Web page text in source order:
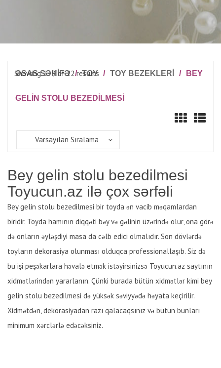
ƏSAS SƏHİFƏ / TOY / TOY BEZEKLERI / BEY
GELIN STOLU BEZEDILMESI
Showing 1–9 of 22 results
Varsayılan Sıralama
Bey gelin stolu bezedilmesi
Toyucun.az ilə çox sərfəli
Bey gelin stolu bezedilmesi bir toyda ən vacib məqamlardan
biridir. Toyda hamının diqqəti bəy və gəlinin üzərində olur, ona görə
də onların əyləşdiyi masa da cəlb edici olmalıdır. Son dövlərdə
toyların dekorasiya olunması olduqca professionallaşıb. Siz də
bu işi peşəkarlara həvalə etmək istəyirsinizsə Toyucun.az saytının
xidmətlərindən yararlanın. Çünki burada bütün xidmətlər kimi bey
gelin stolu bezedilmesi də yüksək səviyyədə həyata keçirilir.
Xidmətdən, dekorasiyadan razı qalacaqsınız və bütün bunları
minimum xərclərlə edəcəksiniz.